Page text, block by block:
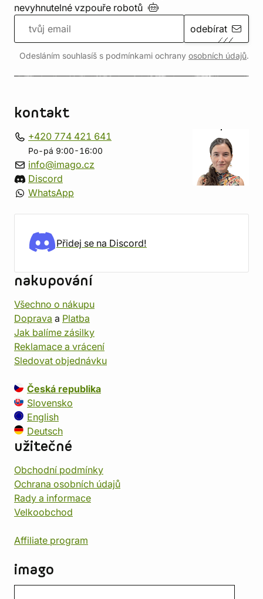
nevyhnutelné vzpouře robotů
odebírat
Odesláním souhlasíš s podmínkami ochrany osobních údajů.
kontakt
+420 774 421 641
Po-pá 9:00-16:00
info@imago.cz
Discord
WhatsApp
Přidej se na Discord!
nakupování
Všechno o nákupu
Doprava a Platba
Jak balíme zásilky
Reklamace a vrácení
Sledovat objednávku
Česká republika
Slovensko
English
Deutsch
užitečné
Obchodní podmínky
Ochrana osobních údajů
Rady a informace
Velkoobchod
Affiliate program
imago